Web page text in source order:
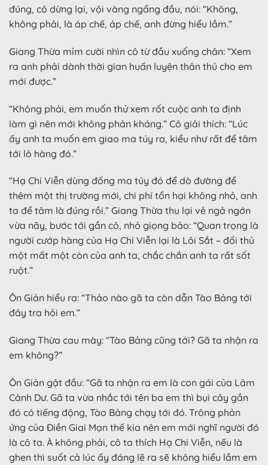
đúng, cô dừng lại, vội vàng ngẩng đầu, nói: “Không,
không phải, là áp chế, áp chế, anh đừng hiểu lầm.”
Giang Thừa mỉm cười nhìn cô từ đầu xuống chân: “Xem
ra anh phải dành thời gian huấn luyện thân thủ cho em
mới được.”
“Không phải, em muốn thử xem rốt cuộc anh ta định
làm gì nên mới không phản kháng.” Cô giải thích: “Lúc
ấy anh ta muốn em giao ma túy ra, kiểu như rất để tâm
tới lô hàng đó.”
“Hạ Chi Viễn dùng đống ma túy đó để dò đường để
thêm một thị trường mới, chi phí tổn hại không nhỏ, anh
ta để tâm là đúng rồi.” Giang Thừa thu lại vẻ ngả ngớn
vừa nãy, bước tới gần cô, nhỏ giọng bảo: “Quan trọng là
người cướp hàng của Hạ Chi Viễn lại là Lôi Sắt – đối thủ
một mất một còn của anh ta, chắc chắn anh ta rất sốt
ruột.”
Ôn Giản hiểu ra: “Thảo nào gã ta còn dẫn Tào Bảng tới
đây tra hỏi em.”
Giang Thừa cau mày: “Tào Bảng cũng tới? Gã ta nhận ra
em không?”
Ôn Giản gật đầu: “Gã ta nhận ra em là con gái của Lâm
Cảnh Dư. Gã ta vừa nhắc tới tên ba em thì bụi cây gần
đó có tiếng động, Tào Bảng chạy tới đó. Trông phản
ứng của Điền Giai Mạn thế kia nên em mới nghĩ người đó
là cô ta. À không phải, cô ta thích Hạ Chi Viễn, nếu là
ghen thì suốt cả lúc ấy đáng lẽ ra sẽ không hiểu lầm em